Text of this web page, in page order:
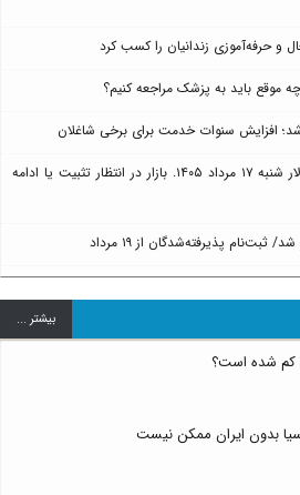
و حرفه‌آموزی زندانیان را کسب کرد
موقع باید به پزشک مراجعه کنیم؟
افزایش سنوات خدمت برای برخی شاغلان
پیش بینی قیمت طلا، سکه و دلار شنبه ۱۷ مرداد ۱۴۰۵. بازار در انتظار تثبیت یا ادامه
پذیرفته‌شدگان از ۱۹ مرداد
بيشتر ...
کم شده است؟
بدون ایران ممکن نیست